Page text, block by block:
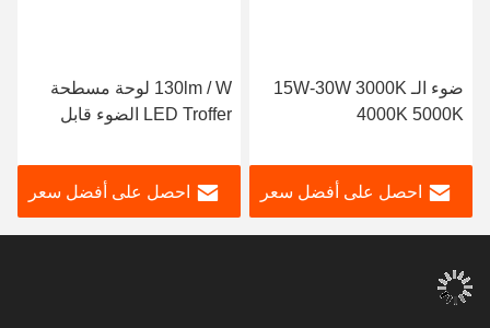
ضوء الـ 15W-30W 3000K
4000K 5000K
احصل على أفضل سعر
130lm / W لوحة مسطحة
LED Troffer الضوء قابل
عمر
احصل على أفضل سعر